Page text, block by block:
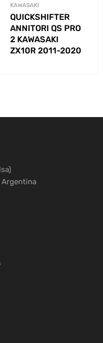
KAWASAKI
QUICKSHIFTER
ANNITORI QS PRO
2 KAWASAKI
ZX10R 2011-2020